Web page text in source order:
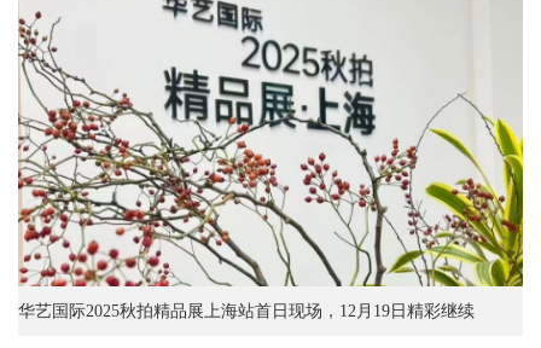
华艺国际2025秋拍精品展上海站首日现场，12月19日精彩继续